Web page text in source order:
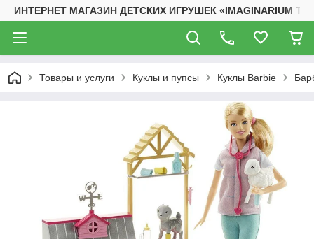
ИНТЕРНЕТ МАГАЗИН ДЕТСКИХ ИГРУШЕК «IMAGINARIUM
Товары и услуги Куклы и пупсы Куклы Barbie